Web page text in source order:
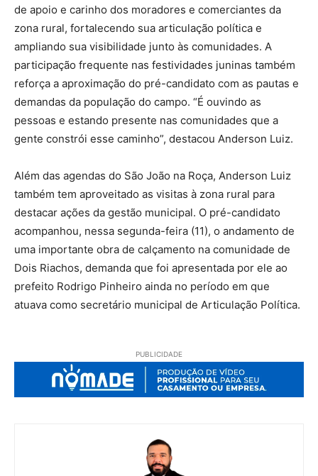
de apoio e carinho dos moradores e comerciantes da
zona rural, fortalecendo sua articulação política e
ampliando sua visibilidade junto às comunidades. A
participação frequente nas festividades juninas também
reforça a aproximação do pré-candidato com as pautas e
demandas da população do campo. “É ouvindo as
pessoas e estando presente nas comunidades que a
gente constrói esse caminho”, destacou Anderson Luiz.
Além das agendas do São João na Roça, Anderson Luiz
também tem aproveitado as visitas à zona rural para
destacar ações da gestão municipal. O pré-candidato
acompanhou, nessa segunda-feira (11), o andamento de
uma importante obra de calçamento na comunidade de
Dois Riachos, demanda que foi apresentada por ele ao
prefeito Rodrigo Pinheiro ainda no período em que
atuava como secretário municipal de Articulação Política.
PUBLICIDADE